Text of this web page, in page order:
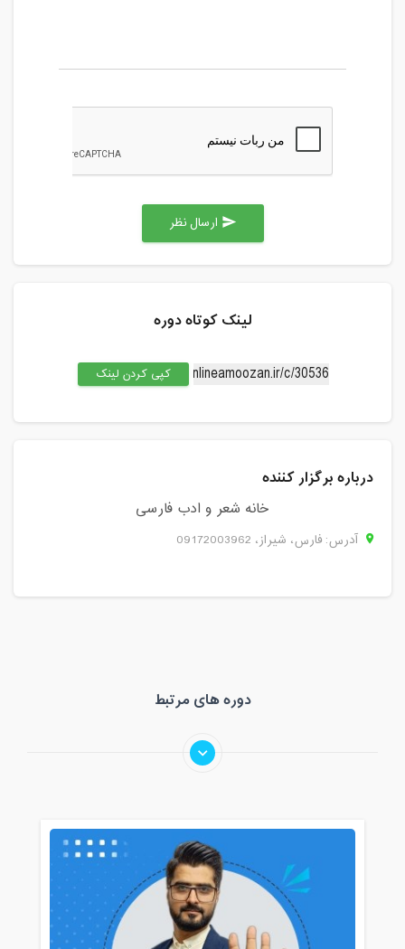
send
لینک کوتاه دوره
کپی کردن لینک
درباره برگزار کننده
خانه شعر و ادب فارسی
آدرس: فارس، شيراز، 09172003962
دوره های مرتبط